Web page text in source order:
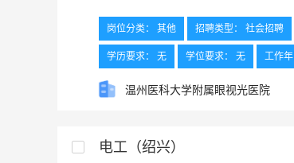
岗位分类： 其他 招聘类型： 社会招聘
学历要求： 无 学位要求： 无 工作年
其他要求： 1、有低压电工证；能适应夜间
温州医科大学附属眼视光医院
电工（绍兴）